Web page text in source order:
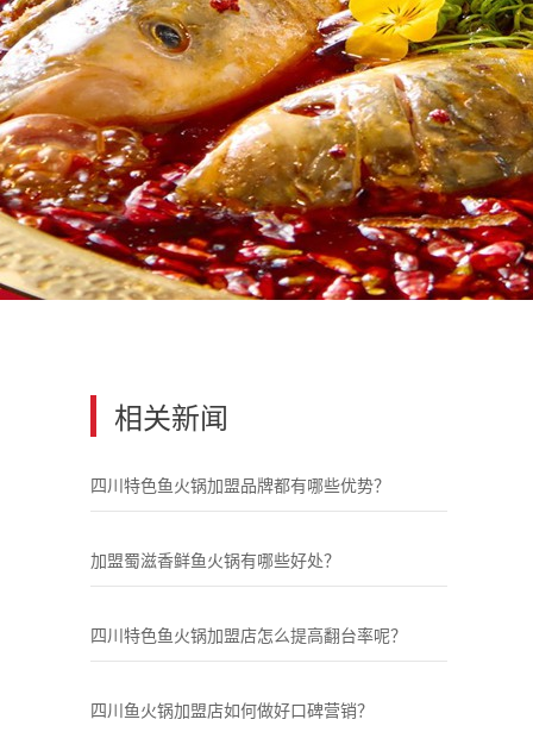
相关新闻
四川特色鱼火锅加盟品牌都有哪些优势？
加盟蜀滋香鲜鱼火锅有哪些好处？
四川特色鱼火锅加盟店怎么提高翻台率呢？
四川鱼火锅加盟店如何做好口碑营销？